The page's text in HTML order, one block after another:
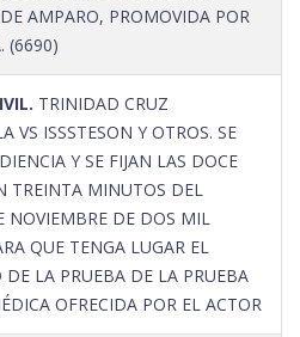
AMPARO, PROMOVIDA POR
(6690)
TRINIDAD CRUZ
VS ISSSTESON Y OTROS. SE
Y SE FIJAN LAS DOCE
TREINTA MINUTOS DEL
NOVIEMBRE DE DOS MIL
QUE TENGA LUGAR EL
DE LA PRUEBA DE LA PRUEBA
OFRECIDA POR EL ACTOR